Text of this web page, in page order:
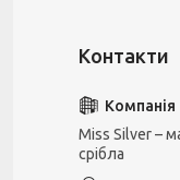
Miss Silver –
срібла